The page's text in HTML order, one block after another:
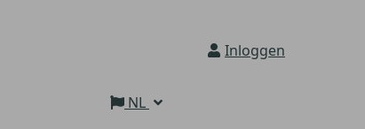
Inloggen
NL